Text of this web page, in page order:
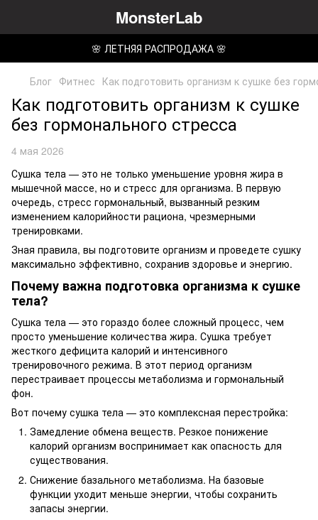
MonsterLab
🌸 ЛЕТНЯЯ РАСПРОДАЖА 🌸
Блог Фитнес Как подготовить организм к сушке без
Как подготовить организм к сушке
без гормонального стресса
4 мая 2026
Сушка тела — это не только уменьшение уровня жира в
мышечной массе, но и стресс для организма. В первую
очередь, стресс гормональный, вызванный резким
изменением калорийности рациона, чрезмерными
тренировками.
Зная правила, вы подготовите организм и проведете сушку
максимально эффективно, сохранив здоровье и энергию.
Почему важна подготовка организма к сушке
тела?
Сушка тела — это гораздо более сложный процесс, чем
просто уменьшение количества жира. Сушка требует
жесткого дефицита калорий и интенсивного
тренировочного режима. В этот период организм
перестраивает процессы метаболизма и гормональный
фон.
Вот почему сушка тела — это комплексная перестройка:
Замедление обмена веществ. Резкое понижение
калорий организм воспринимает как опасность для
существования.
Снижение базального метаболизма. На базовые
функции уходит меньше энергии, чтобы сохранить
запасы энергии.